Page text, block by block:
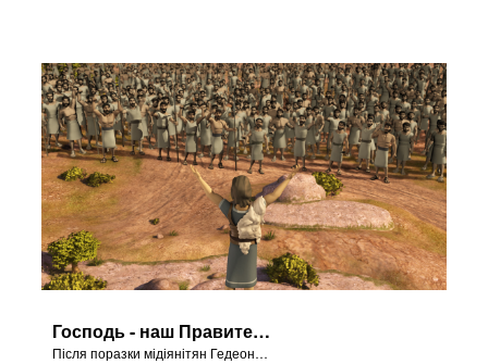
Господь - наш Правитель
Після поразки мідіянітян Гедеон проголошує Господа правителем Ізраїлю.